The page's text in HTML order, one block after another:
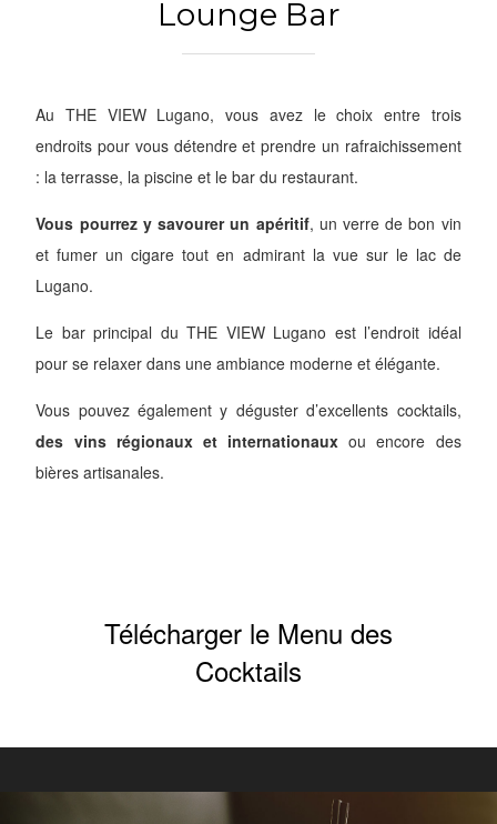
Lounge Bar
Au THE VIEW Lugano, vous avez le choix entre trois
endroits pour vous détendre et prendre un rafraichissement
: la terrasse, la piscine et le bar du restaurant.
Vous pourrez y savourer un apéritif, un verre de bon vin
et fumer un cigare tout en admirant la vue sur le lac de
Lugano.
Le bar principal du THE VIEW Lugano est l’endroit idéal
pour se relaxer dans une ambiance moderne et élégante.
Vous pouvez également y déguster d’excellents cocktails,
des vins régionaux et internationaux ou encore des
bières artisanales.
Télécharger le Menu des
Cocktails